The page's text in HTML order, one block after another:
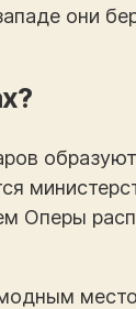
они
Оперы